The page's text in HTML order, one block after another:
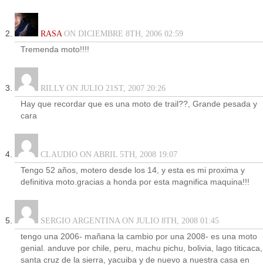
RASAON DICIEMBRE 8TH, 2006 02:59
Tremenda moto!!!!
RILLY ON JULIO 21ST, 2007 20:26
Hay que recordar que es una moto de trail??, Grande pesada y
cara
CLAUDIO ON ABRIL 5TH, 2008 19:07
Tengo 52 años, motero desde los 14, y esta es mi proxima y
definitiva moto.gracias a honda por esta magnifica maquina!!!
SERGIO ARGENTINA ON JULIO 8TH, 2008 01:45
tengo una 2006- mañana la cambio por una 2008- es una moto
genial. anduve por chile, peru, machu pichu, bolivia, lago titicaca,
santa cruz de la sierra, yacuiba y de nuevo a nuestra casa en